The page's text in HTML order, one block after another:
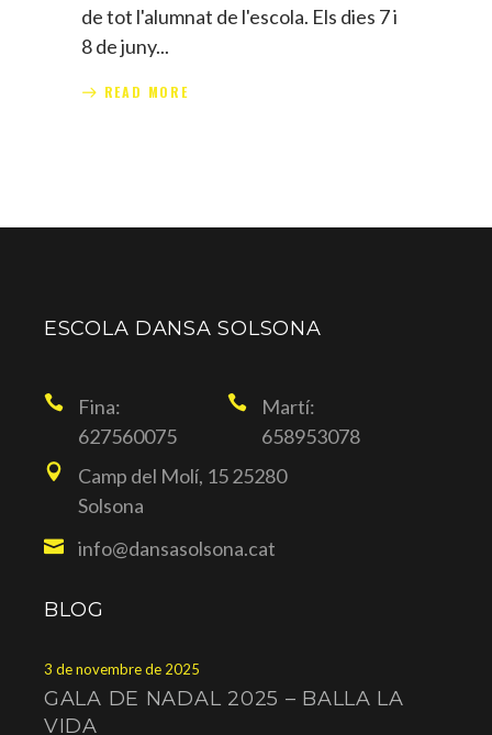
de tot l'alumnat de l'escola. Els dies 7 i
8 de juny
READ MORE
ESCOLA DANSA SOLSONA
Fina:
627560075
Martí:
658953078
Camp del Molí, 15 25280
Solsona
info@dansasolsona.cat
BLOG
3 de novembre de 2025
GALA DE NADAL 2025 – BALLA LA
VIDA